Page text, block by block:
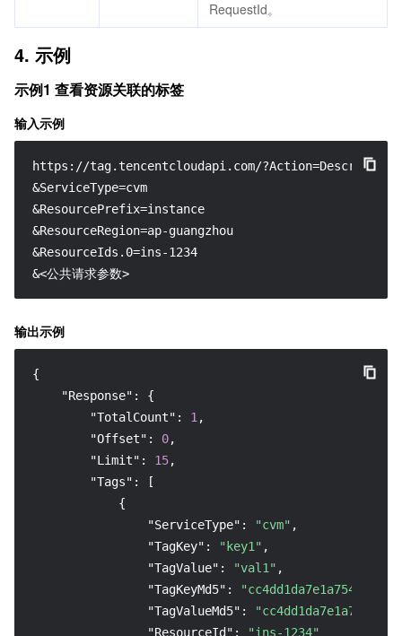
RequestId。
4. 示例
示例1 查看资源关联的标签
输入示例
https://tag.tencentcloudapi.com/
&ServiceType=cvm
&ResourcePrefix=instance
&ResourceRegion=ap-guangzhou
&ResourceIds.0=ins-1234
&<公共请求参数>
输出示例
{
"Response" :
{
"TotalCount" : 1 ,
"Offset" : 0,
"Limit" : 15,
"Tags" :
[
{
"ServiceType" : "cvm" ,
"TagKey" : "key1" ,
"TagValue" : "val1" ,
"TagKeyMd5" :
"TagValueMd5" :
"ResourceId" :
"ins-1234"